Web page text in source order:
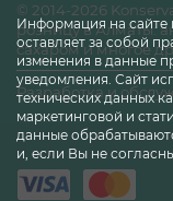
Информация на сайте
оставляет за собой
изменения в данные
уведомления. Сайт
технических данных
маркетинговой и
данные
и, если Вы не
© 2014-2026
розницу в Алматы:
сахаром и многое
Разработка и